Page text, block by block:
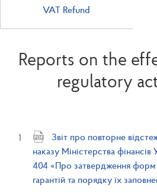
VAT Refund
Reports on the
regulatory
Звіт про повторне
наказу Міністерства
404 «Про затвердження форм
гарантій та порядку їх